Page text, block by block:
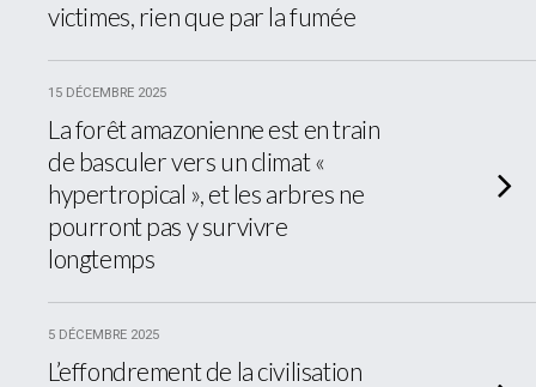
victimes, rien que par la fumée
15 DÉCEMBRE 2025
La forêt amazonienne est en train
de basculer vers un climat «
hypertropical », et les arbres ne
pourront pas y survivre
longtemps
5 DÉCEMBRE 2025
L’effondrement de la civilisation